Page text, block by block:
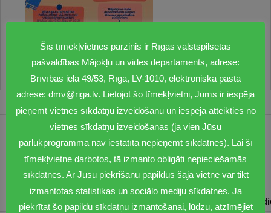
1201
dmv@riga.lv
Pirmdiena Otrdiena Trešdiena Ceturtdiena
Šīs tīmekļvietnes pārzinis ir Rīgas valstspilsētas
pašvaldības Mājokļu un vides departaments, adrese:
Brīvības iela 49/53, Rīga, LV-1010, elektroniskā pasta
adrese: dmv@riga.lv. Lietojot šo tīmekļvietni, Jums ir iespēja
pieņemt vietnes sīkdatņu izveidošanu un iespēja atteikties no
vietnes sīkdatņu izveidošanas (ja vien Jūsu
pārlūkprogramma nav iestatīta nepieņemt sīkdatnes). Lai šī
tīmekļvietne darbotos, tā izmanto obligāti nepieciešamās
sīkdatnes. Ar Jūsu piekrišanu papildus šajā vietnē var tikt
izmantotas statistikas un sociālo mediju sīkdatnes. Ja
piekrītat šo papildu sīkdatņu izmantošanai, lūdzu, atzīmējiet